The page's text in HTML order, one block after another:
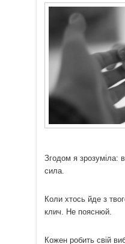
Згодом я зрозуміла:
сила.
Коли хтось йде з
клич. Не пояснюй.
Кожен робить свій